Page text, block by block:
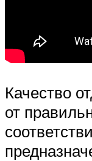
Качество
от